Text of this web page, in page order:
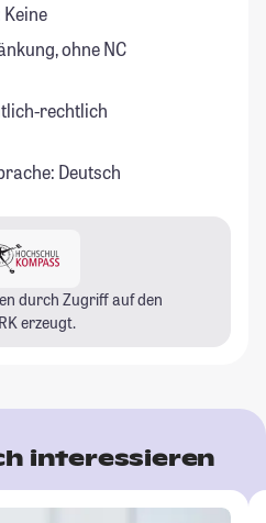
ohne NC
rechtlich
Deutsch
durch Zugriff auf den
erzeugt.
interessieren